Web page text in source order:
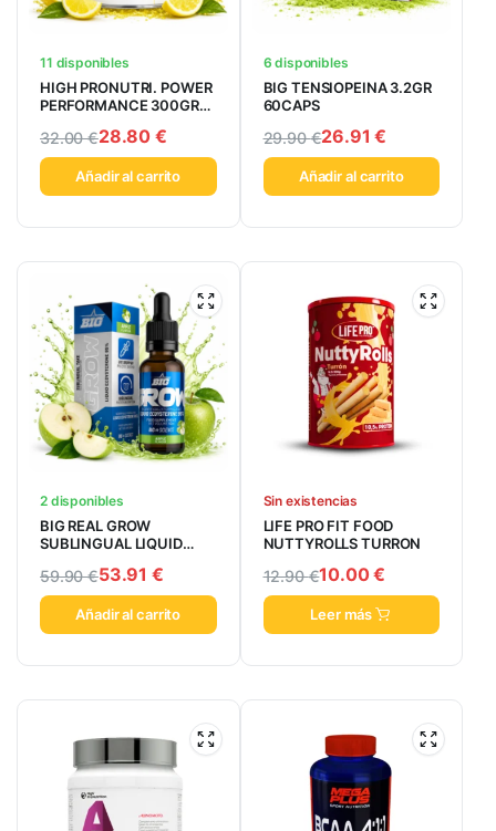
11 disponibles
HIGH PRONUTRI. POWER
PERFORMANCE 300GR
32.00€28.80 €
Añadir al carrito
6 disponibles
BIG TENSIOPEINA 3.2GR
60CAPS
29.90€26.91€
Añadir al carrito
2 disponibles
BIG REAL GROW
SUBLINGUAL LIQUID
59.90€53.91 €
Añadir al carrito
Sin existencias
LIFE PRO FIT FOOD
NUTTYROLLS TURRON
12.90€10.00€
Leer más